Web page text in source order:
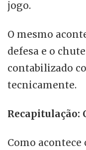
jogo.
O mesmo
defesa e o
contabilizado
tecnicamente.
Recapitulação:
Como acontece